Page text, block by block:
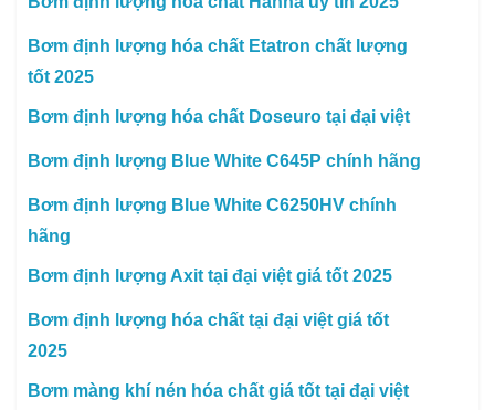
Bơm định lượng hóa chất Etatron chất lượng
tốt 2025
Bơm định lượng hóa chất Doseuro tại đại việt
Bơm định lượng Blue White C645P chính hãng
Bơm định lượng Blue White C6250HV chính
hãng
Bơm định lượng Axit tại đại việt giá tốt 2025
Bơm định lượng hóa chất tại đại việt giá tốt
2025
Bơm màng khí nén hóa chất giá tốt tại đại việt